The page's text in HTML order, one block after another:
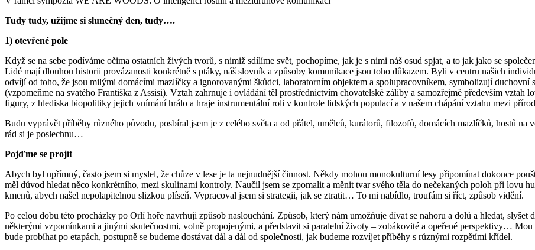
Tudy tudy, užijme si slunečný den, tudy….
1) otevřené pole
Když se na sebe podíváme očima ostatních živých tvorů, s nimiž sdílíme svět, pochopíme, jak je s nimi náš osud spjat, a to jak jako se
Lidé mají dlouhou historii provázanosti konkrétně s ptáky, náš slovník a způsoby komunikace jsou toho důkazem. Byli v centru našich
odvíjí od toho, že jsou milými domácími mazlíčky a ignorovanými škůdci, laboratorním objektem a spolupracovníkem, symbolizují duchovní
(vzpomeňme na svatého Františka z Assisi). Vztah zahrnuje i ovládání těl prostřednictvím chovatelské záliby a samozřejmě především vztah
figury, z hlediska biopolitiky jejich vnímání hrálo a hraje instrumentální roli v kontrole lidských populací a v našem chápání vztahu mezi
Budu vyprávět příběhy různého původu, posbíral jsem je z celého světa a od přátel, umělců, kurátorů, filozofů, domácích mazlíčků, hostů
rád si je poslechnu…
Pojďme se projít
Abych byl upřímný, často jsem si myslel, že chůze v lese je ta nejnudnější činnost. Někdy mohou monokulturní lesy připomínat dokonce
měl důvod hledat něco konkrétního, mezi skulinami kontroly. Naučil jsem se zpomalit a měnit tvar svého těla do nečekaných poloh při lovu
kmenů, abych našel nepolapitelnou slizkou plíseň. Vypracoval jsem si strategii, jak se ztratit… To mi nabídlo, troufám si říct, způsob vidění.
Po celou dobu této procházky po Orlí hoře navrhuji způsob naslouchání. Způsob, který nám umožňuje dívat se nahoru a dolů a hledat, slyšet
některými vzpomínkami a jinými skutečnostmi, volně propojenými, a představit si paralelní životy – zobákovité a opeřené perspektivy… Mou
bude probíhat po etapách, postupně se budeme dostávat dál a dál od společnosti, jak budeme rozvíjet příběhy s různými rozpětími křídel.